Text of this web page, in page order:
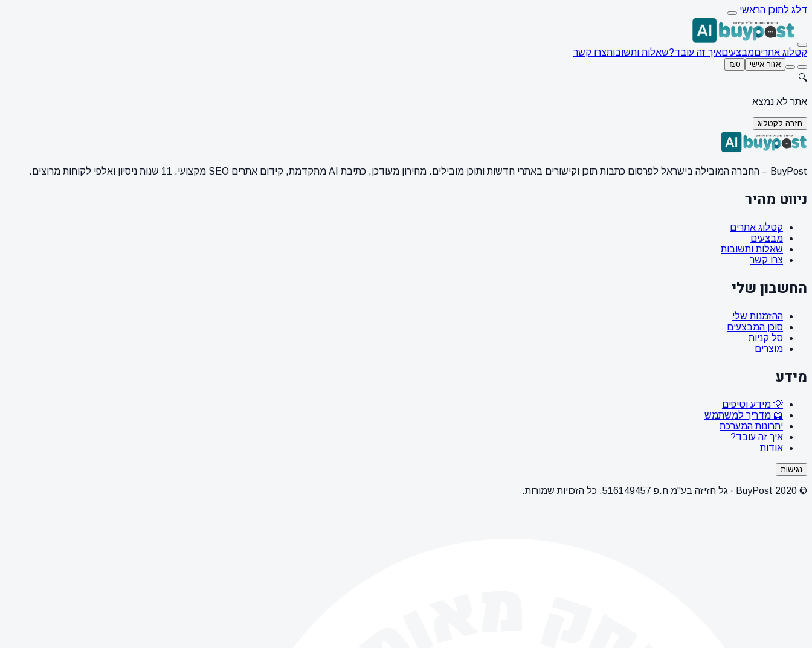
דלג לתוכן הראשי
קטלוג אתריםמבצעיםאיך זה עובד?שאלות ותשובותצרו קשר
אזור אישי ₪0
🔍
אתר לא נמצא
חזרה לקטלוג
BuyPost – החברה המובילה בישראל לפרסום כתבות תוכן וקישורים באתרי חדשות ותוכן מובילים. מחירון מעודכן, כתיבת AI מתקדמת, קידום אתרים SEO מקצועי. 11 שנות ניסיון ואלפי לקוחות מרוצים.
ניווט מהיר
קטלוג אתרים
מבצעים
שאלות ותשובות
צרו קשר
החשבון שלי
ההזמנות שלי
סוכן המבצעים
סל קניות
מוצרים
מידע
💡 מידע וטיפים
📖 מדריך למשתמש
יתרונות המערכת
איך זה עובד?
אודות
נגישות
© 2020 BuyPost · גל חזיזה בע"מ ח.פ 516149457. כל הזכויות שמורות.